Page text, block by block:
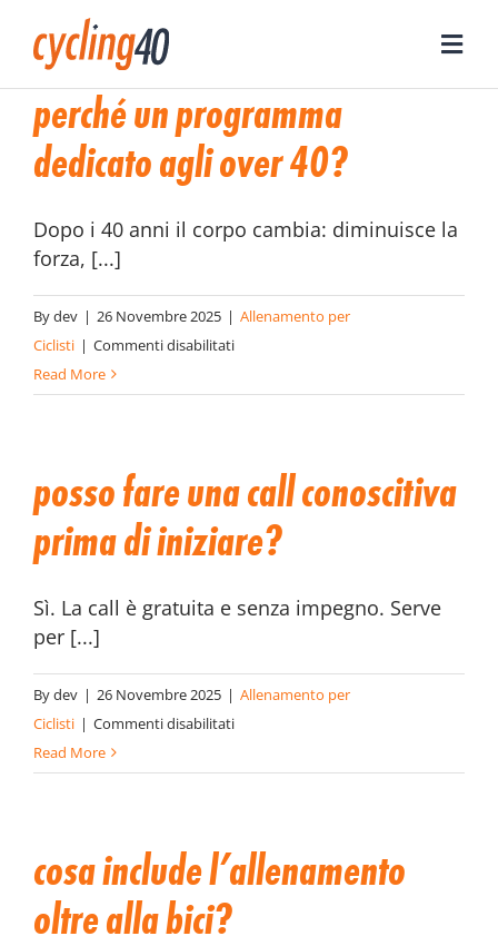
content
Toggle
CHI SONO
SERVIZI
COSA TROVERAI
perché un programma
dedicato agli over 40?
Dopo i 40 anni il corpo cambia: diminuisce la
forza, [...]
Bydev | 26 Novembre 2025 | Allenamento per
Ciclisti | Commenti disabilitatisu
un
agli
40?
Read More
posso fare una call conoscitiva
prima di iniziare?
Sì. La call è gratuita e senza impegno. Serve
per [...]
Bydev | 26 Novembre 2025 | Allenamento per
Ciclisti | Commenti disabilitatisu
fare
conoscitiva
Read More
cosa include l’allenamento
oltre alla bici?